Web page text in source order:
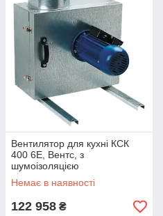
Вентилятор для кухні КСК
400 6Е, Вентс, з
шумоізоляцією
Немає в наявності
122 958 ₴